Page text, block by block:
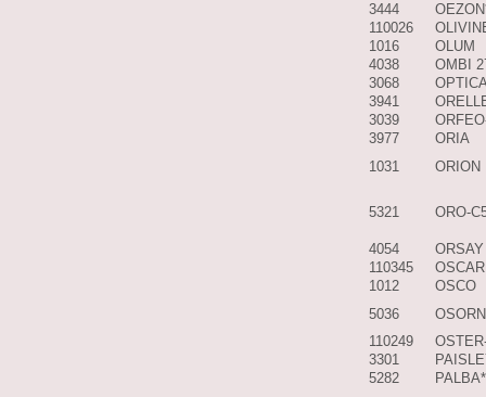
3444
110026
1016
OLUM
4038
OMBI
3068
3941
3039
3977
ORIA
1031
ORION
5321 ORO-
4054
110345
OSCAR
1012
OSCO
5036
110249
3301
5282
PALBA*